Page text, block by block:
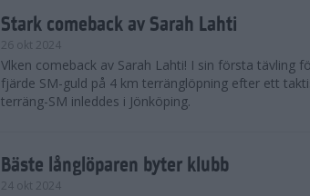
Stark comeback av Sarah Lahti
26 okt 2024
Vlken comeback av Sarah Lahti! I sin första tävling
fjärde SM-guld på 4 km terränglöpning efter ett
terräng-SM inleddes i Jönköping.
Bäste långlöparen byter klubb
24 okt 2024